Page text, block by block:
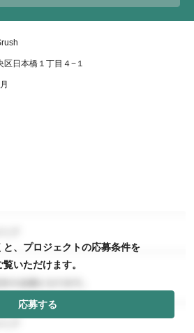
と、プロジェクトの応募条件を
覧いただけます。
応募する
区日本橋１丁目４−１